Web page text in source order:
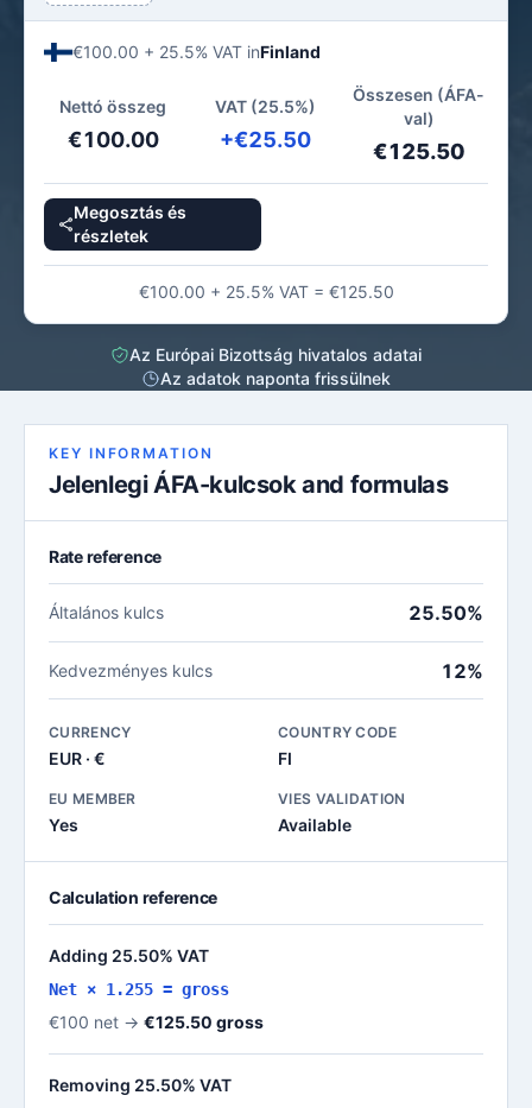
€100.00 + 25.5% VAT inFinland
Nettó összeg
€100.00
VAT (25.5%)
+€25.50
Összesen (ÁFA-
val)
€125.50
Megosztás és
részletek
€100.00 + 25.5% VAT = €125.50
Az Európai Bizottság hivatalos adatai
Az adatok naponta frissülnek
KEY INFORMATION
Jelenlegi ÁFA-kulcsok and formulas
Rate reference
Általános kulcs 25.50%
Kedvezményes kulcs 12%
CURRENCY
EUR · €
COUNTRY CODE
FI
EU MEMBER
Yes
VIES VALIDATION
Available
Calculation reference
Adding 25.50% VAT
Net × 1.255 = gross
€100 net → €125.50 gross
Removing 25.50% VAT